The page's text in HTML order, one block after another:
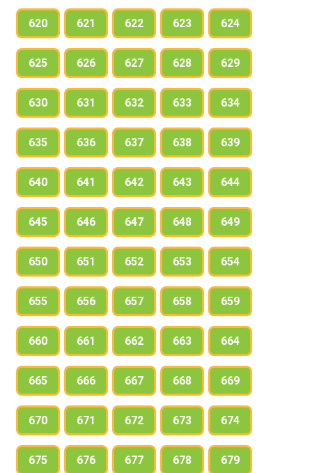
620 621 622 623 624
625 626 627 628 629
630 631 632 633 634
635 636 637 638 639
640 641 642 643 644
645 646 647 648 649
650 651 652 653 654
655 656 657 658 659
660 661 662 663 664
665 666 667 668 669
670 671 672 673 674
675 676 677 678 679